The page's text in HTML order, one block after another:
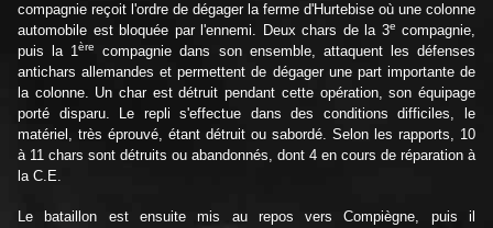
compagnie reçoit l'ordre de dégager la ferme d'Hurtebise où une colonne
automobile est bloquée par l'ennemi. Deux chars de la 3e compagnie,
puis la 1ère
compagnie dans son ensemble, attaquent les défenses
antichars allemandes et permettent de dégager une part importante de
la colonne. Un char est détruit pendant cette opération, son équipage
porté disparu. Le repli s'effectue dans des conditions difficiles, le
matériel, très éprouvé, étant détruit ou sabordé. Selon les rapports, 10
à 11 chars sont détruits ou abandonnés, dont 4 en cours de réparation à
la C.E.
Le bataillon est ensuite mis au repos vers Compiègne, puis il